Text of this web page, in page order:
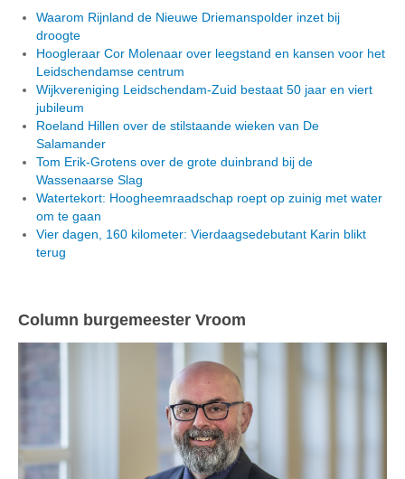
Waarom Rijnland de Nieuwe Driemanspolder inzet bij
droogte
Hoogleraar Cor Molenaar over leegstand en kansen voor het
Leidschendamse centrum
Wijkvereniging Leidschendam-Zuid bestaat 50 jaar en viert
jubileum
Roeland Hillen over de stilstaande wieken van De
Salamander
Tom Erik-Grotens over de grote duinbrand bij de
Wassenaarse Slag
Watertekort: Hoogheemraadschap roept op zuinig met water
om te gaan
Vier dagen, 160 kilometer: Vierdaagsedebutant Karin blikt
terug
Column burgemeester Vroom